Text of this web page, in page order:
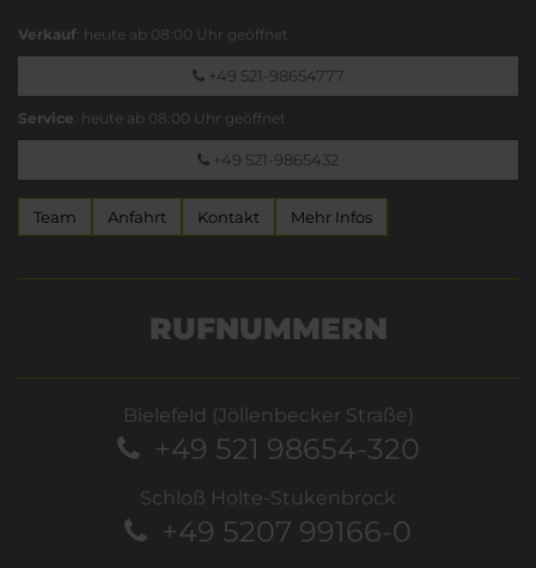
Verkauf: heute ab 08:00 Uhr geöffnet
+49 521-98654777
Service: heute ab 08:00 Uhr geöffnet
+49 521-9865432
Team Anfahrt Kontakt Mehr Infos
RUFNUMMERN
Bielefeld (Jöllenbecker Straße)
+49 521 98654-320
Schloß Holte-Stukenbrock
+49 5207 99166-0